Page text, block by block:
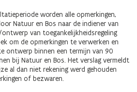
worden alle opmerkingen,
Natuur en Bos naar de indiener van
van toegankelijkheidsregeling
om de opmerkingen te verwerken en
ontwerp binnen een termijn van 90
bij Natuur en Bos. Het verslag vermeldt
al dan niet rekening werd gehouden
of bezwaren.